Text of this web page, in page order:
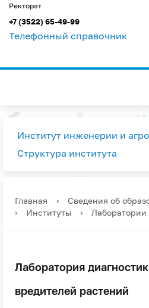
Ректорат
+7 (3522) 65-49-99
Телефонный справочник
Институт инженерии и
Структура института
Главная ›
Сведения об
›
Институты › Лаборатории
Лаборатория
вредителей растений